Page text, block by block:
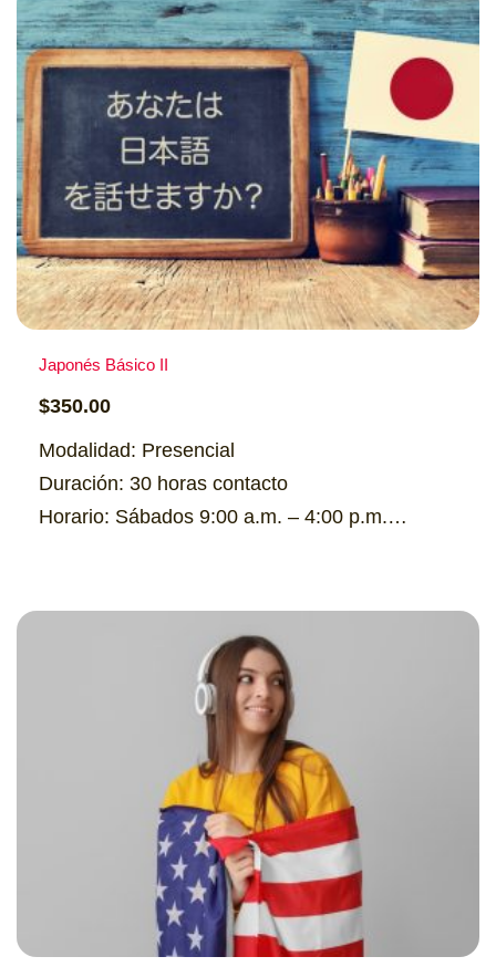
Japonés Básico II
$350.00
Modalidad: Presencial
Duración: 30 horas contacto
Horario: Sábados 9:00 a.m. – 4:00 p.m.
Información
Formulario de pre-matrícula